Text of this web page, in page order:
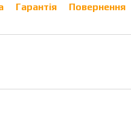
Гарантія Повернення